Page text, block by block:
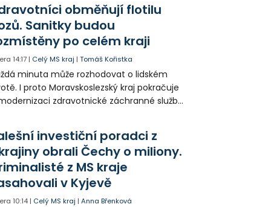
obměňují flotilu
Sanitky budou
po celém kraji
14:17 | Celý MS kraj |Tomáš Kořistka
minuta může rozhodovat o lidském
I proto Moravskoslezský kraj pokračuje
zdravotnické záchranné služby
investiční poradci z
obrali Čechy o miliony.
z MS kraje
v Kyjevě
10:14 | Celý MS kraj |Anna Břenková